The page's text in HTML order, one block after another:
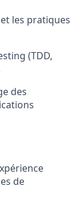
les pratiques
(TDD,
des
de